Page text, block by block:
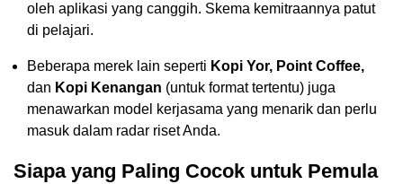
oleh aplikasi yang canggih. Skema kemitraannya patut
di pelajari.
Beberapa merek lain seperti Kopi Yor, Point Coffee,
dan Kopi Kenangan (untuk format tertentu) juga
menawarkan model kerjasama yang menarik dan perlu
masuk dalam radar riset Anda.
Siapa yang Paling Cocok untuk Pemula